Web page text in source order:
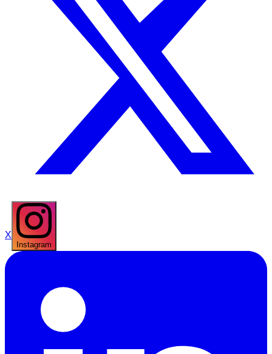
X
Instagram